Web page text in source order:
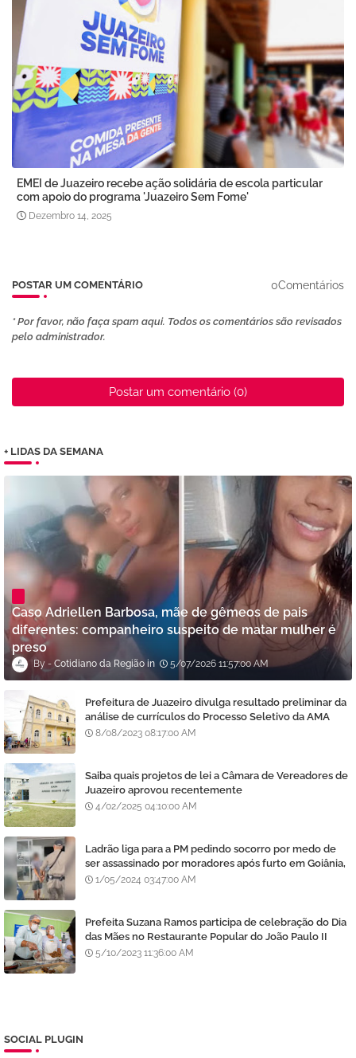
EMEI de Juazeiro recebe ação solidária de escola particular
com apoio do programa 'Juazeiro Sem Fome'
Dezembro 14, 2025
POSTAR UM COMENTÁRIO 0Comentários
* Por favor, não faça spam aqui. Todos os comentários são revisados ​​
pelo administrador.
Postar um comentário (0)
+ LIDAS DA SEMANA
Caso Adriellen Barbosa, mãe de gêmeos de pais
diferentes: companheiro suspeito de matar mulher é
preso
Cotidiano da Região 5/07/2026 11:57:00 AM
Prefeitura de Juazeiro divulga resultado preliminar da
análise de currículos do Processo Seletivo da AMA
8/08/2023 08:17:00 AM
Saiba quais projetos de lei a Câmara de Vereadores de
Juazeiro aprovou recentemente
4/02/2025 04:10:00 AM
Ladrão liga para a PM pedindo socorro por medo de
ser assassinado por moradores após furto em Goiânia,
diz polícia
1/05/2024 03:47:00 AM
Prefeita Suzana Ramos participa de celebração do Dia
das Mães no Restaurante Popular do João Paulo II
5/10/2023 11:36:00 AM
SOCIAL PLUGIN